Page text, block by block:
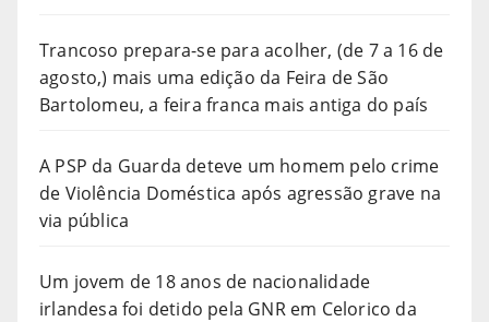
Trancoso prepara-se para acolher, (de 7 a 16 de
agosto,) mais uma edição da Feira de São
Bartolomeu, a feira franca mais antiga do país
A PSP da Guarda deteve um homem pelo crime
de Violência Doméstica após agressão grave na
via pública
Um jovem de 18 anos de nacionalidade
irlandesa foi detido pela GNR em Celorico da